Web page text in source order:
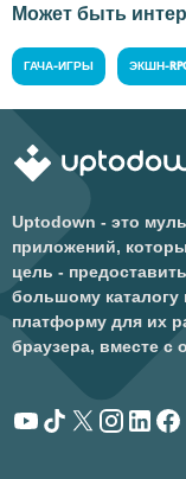
Может быть
ГАЧА-ИГРЫ ЭКШН-
Uptodown - это
приложений,
цель -
большому каталогу
платформу для их
браузера, вместе